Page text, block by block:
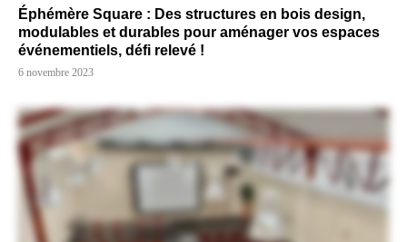
Éphémère Square : Des structures en bois design,
modulables et durables pour aménager vos espaces
événementiels, défi relevé !
6 novembre 2023